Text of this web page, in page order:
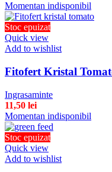
Momentan indisponibil
Stoc epuizat
Quick view
Add to wishlist
Fitofert Kristal
Ingrasaminte
11,50 lei
Momentan indisponibil
Stoc epuizat
Quick view
Add to wishlist